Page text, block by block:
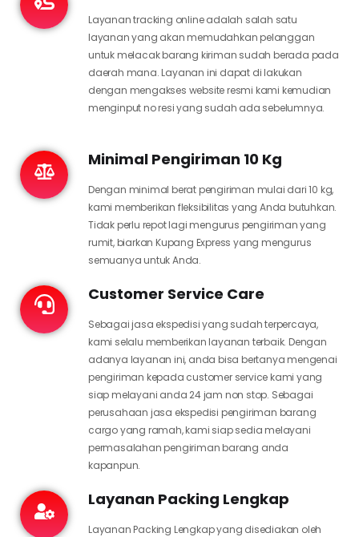
Layanan tracking online adalah salah satu
layanan yang akan memudahkan pelanggan
untuk melacak barang kiriman sudah berada pada
daerah mana. Layanan ini dapat di lakukan
dengan mengakses website resmi kami kemudian
menginput no resi yang sudah ada sebelumnya.
Minimal Pengiriman 10 Kg
Dengan minimal berat pengiriman mulai dari 10 kg,
kami memberikan fleksibilitas yang Anda butuhkan.
Tidak perlu repot lagi mengurus pengiriman yang
rumit, biarkan Kupang Express yang mengurus
semuanya untuk Anda.
Customer Service Care
Sebagai jasa ekspedisi yang sudah terpercaya,
kami selalu memberikan layanan terbaik. Dengan
adanya layanan ini, anda bisa bertanya mengenai
pengiriman kepada customer service kami yang
siap melayani anda 24 jam non stop. Sebagai
perusahaan jasa ekspedisi pengiriman barang
cargo yang ramah, kami siap sedia melayani
permasalahan pengiriman barang anda
kapanpun.
Layanan Packing Lengkap
Layanan Packing Lengkap yang disediakan oleh